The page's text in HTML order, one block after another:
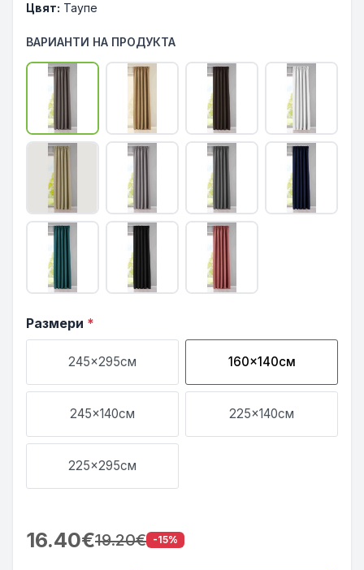
Цвят: Таупе
ВАРИАНТИ НА ПРОДУКТА
Размери *
245x295см 160x140см
245x140см 225x140см
225x295см
16.40€19.20€ -15%